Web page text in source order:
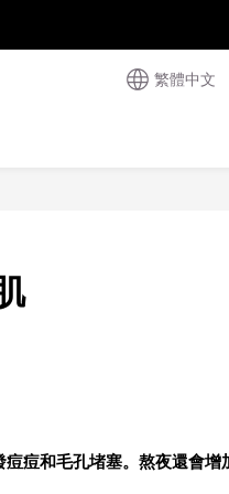
】
繁體中文
痘和毛孔堵塞。熬夜還會